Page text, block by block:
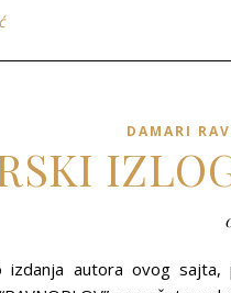
DAMARI
izdanja autora ovog sajta,